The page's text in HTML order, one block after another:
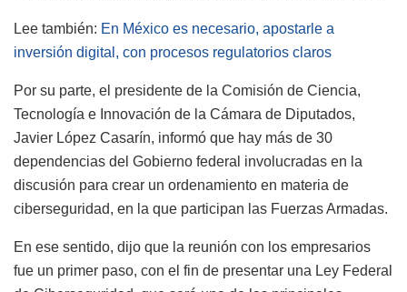
Lee también: En México es necesario, apostarle a
inversión digital, con procesos regulatorios claros
Por su parte, el presidente de la Comisión de Ciencia,
Tecnología e Innovación de la Cámara de Diputados,
Javier López Casarín, informó que hay más de 30
dependencias del Gobierno federal involucradas en la
discusión para crear un ordenamiento en materia de
ciberseguridad, en la que participan las Fuerzas Armadas.
En ese sentido, dijo que la reunión con los empresarios
fue un primer paso, con el fin de presentar una Ley Federal